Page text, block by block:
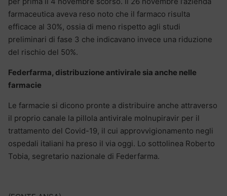
farmaceutica aveva reso noto che il farmaco risulta
efficace al 30%, ossia di meno rispetto agli studi
preliminari di fase 3 che indicavano invece una riduzione
del rischio del 50%.
Federfarma, distribuzione antivirale sia anche nelle
farmacie
Le farmacie si dicono pronte a distribuire anche attraverso
il proprio canale la pillola antivirale molnupiravir per il
trattamento del Covid-19, il cui approvvigionamento negli
ospedali italiani ha preso il via oggi. Lo sottolinea Roberto
Tobia, segretario nazionale di Federfarma.